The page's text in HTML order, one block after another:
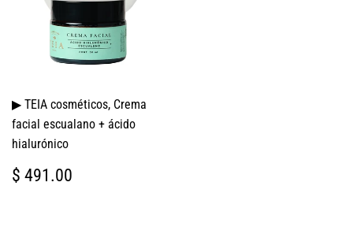
▶ TEIA cosméticos, Crema
facial escualano + ácido
hialurónico
PRECIO
HABITUAL
$ 491.00